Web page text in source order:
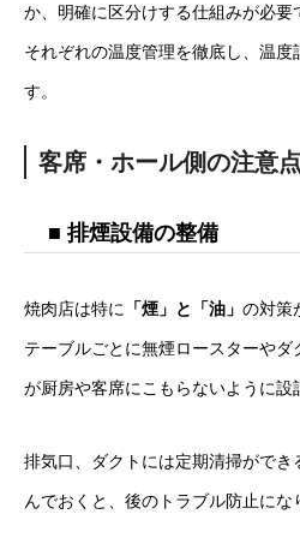
か、明確に区分けする仕組みが必要
それぞれの温度管理を徹底し、温
す。
客席・ホール側の注意点
■ 排煙設備の整備
焼肉店は特に 「煙」と「油」 の対策
テーブルごとに無煙ロースターや
が厨房や客席にこもらないように設
排気口、ダクトには定期清掃がで
んでおくと、後のトラブル防止にな